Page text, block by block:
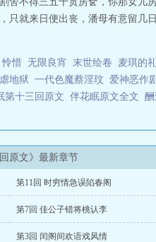
就来日便出丧，潘母有意留几
怜惜 无限良宵 末世绘卷 麦琪的
地狱 一代色魔蔡淫玟 爱神恶作剧
第十三回原文 伴花眠原文全文
原文》最新章节
第11回 时穷情急误陷春阁
第7回 佳公子错将桃认李
第3回 闰阁间欢语戏风情